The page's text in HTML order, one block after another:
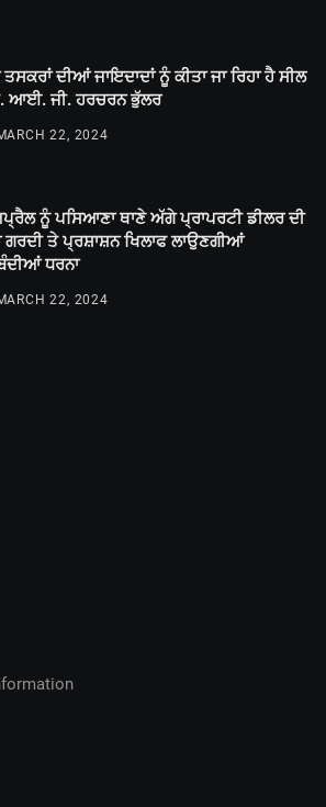
ਤਸਕਰਾਂ ਦੀਆਂ ਜਾਇਦਾਦਾਂ ਨੂੰ ਕੀਤਾ ਜਾ ਰਿਹਾ ਹੈ ਸੀਲ
ਆਈ. ਜੀ. ਹਰਚਰਨ ਭੁੱਲਰ
22, 2024
ਨੂੰ ਪਸਿਆਣਾ ਥਾਣੇ ਅੱਗੇ ਪ੍ਰਾਪਰਟੀ ਡੀਲਰ ਦੀ
ਗਰਦੀ ਤੇ ਪ੍ਰਸ਼ਾਸ਼ਨ ਖਿਲਾਫ ਲਾਉਣਗੀਆਂ
ਧਰਨਾ
22, 2024